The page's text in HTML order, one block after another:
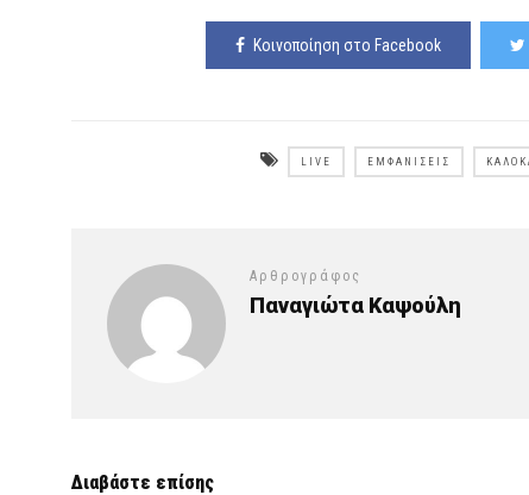
Κοινοποίηση στο Facebook
LIVE ΕΜΦΑΝΊΣΕΙΣ
Αρθρογράφος
Παναγιώτα Καψούλη
Διαβάστε επίσης